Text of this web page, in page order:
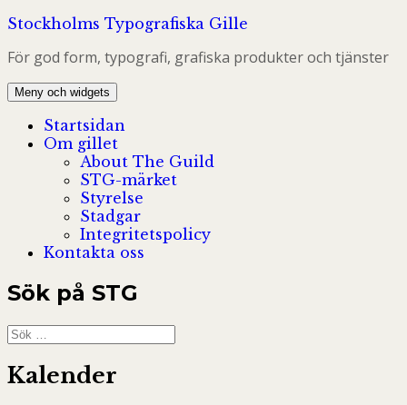
Hoppa
innehåll
Stockholms Typografiska Gille
För god form, typografi, grafiska produkter och tjänster
Meny och widgets
Startsidan
Om gillet
About The Guild
STG-märket
Styrelse
Stadgar
Integritetspolicy
Kontakta oss
Sök på STG
Sök
efter:
Kalender